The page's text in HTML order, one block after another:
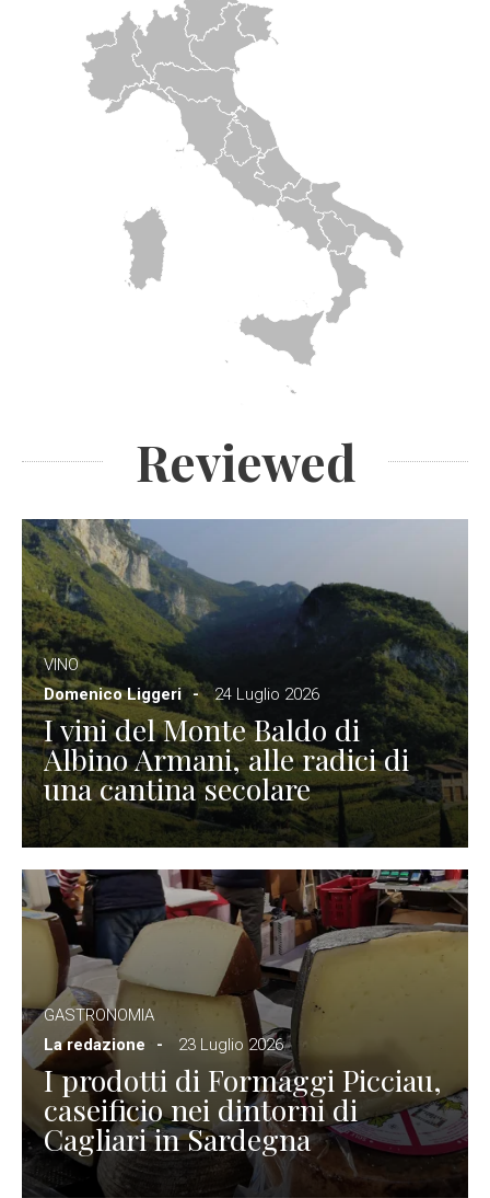
Reviewed
VINO
Domenico Liggeri
24 Luglio 2026
I vini del Monte Baldo di
Albino Armani, alle radici di
una cantina secolare
GASTRONOMIA
La redazione
23 Luglio 2026
I prodotti di Formaggi Picciau,
caseificio nei dintorni di
Cagliari in Sardegna